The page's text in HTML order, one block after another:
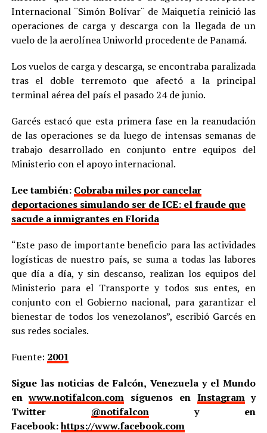
Internacional ¨Simón Bolívar¨ de Maiquetía reinició las
operaciones de carga y descarga con la llegada de un
vuelo de la aerolínea Uniworld procedente de Panamá.
Los vuelos de carga y descarga, se encontraba paralizada
tras el doble terremoto que afectó a la principal
terminal aérea del país el pasado 24 de junio.
Garcés estacó que esta primera fase en la reanudación
de las operaciones se da luego de intensas semanas de
trabajo desarrollado en conjunto entre equipos del
Ministerio con el apoyo internacional.
Lee también: Cobraba miles por cancelar
deportaciones simulando ser de ICE: el fraude que
sacude a inmigrantes en Florida
“Este paso de importante beneficio para las actividades
logísticas de nuestro país, se suma a todas las labores
que día a día, y sin descanso, realizan los equipos del
Ministerio para el Transporte y todos sus entes, en
conjunto con el Gobierno nacional, para garantizar el
bienestar de todos los venezolanos”, escribió Garcés en
sus redes sociales.
Fuente: 2001
Sigue las noticias de Falcón, Venezuela y el Mundo
enwww.notifalcon.com síguenos en Instagramy
Twitter @notifalcony en
Facebook:https://www.facebook.com